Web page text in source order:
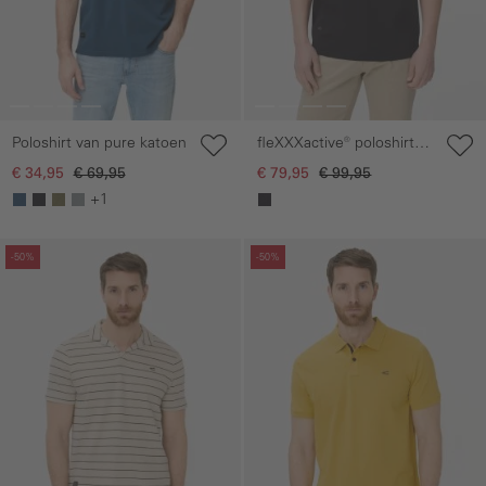
Poloshirt van pure katoen
€ 34,95
€ 69,95
+1
fleXXXactive® poloshirt
van sneldrogend
€ 79,95 € 99,95
-50%
overslaan
-50%
Galerie overslaan